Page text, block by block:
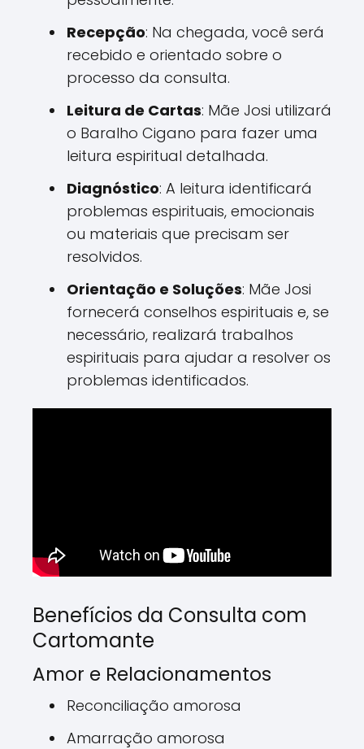
Recepção: Na chegada, você será
recebido e orientado sobre o
processo da consulta.
Leitura de Cartas: Mãe Josi utilizará
o Baralho Cigano para fazer uma
leitura espiritual detalhada.
Diagnóstico: A leitura identificará
problemas espirituais, emocionais
ou materiais que precisam ser
resolvidos.
Orientação e Soluções: Mãe Josi
fornecerá conselhos espirituais e, se
necessário, realizará trabalhos
espirituais para ajudar a resolver os
problemas identificados.
Benefícios da Consulta com
Cartomante
Amor e Relacionamentos
Reconciliação amorosa
Amarração amorosa